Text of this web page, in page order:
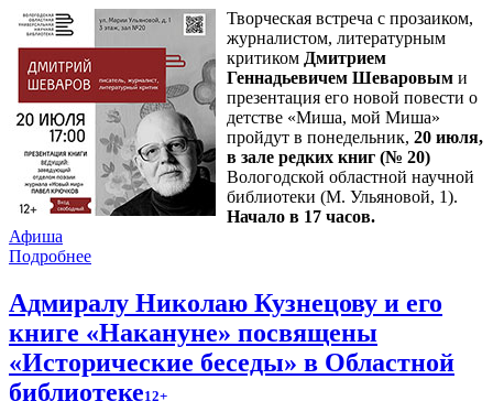
Творческая встреча с прозаиком,
журналистом, литературным
критиком Дмитрием
Геннадьевичем Шеваровым и
презентация его новой повести о
детстве «Миша, мой Миша»
пройдут в понедельник, 20 июля,
в зале редких книг (№ 20)
Вологодской областной научной
библиотеки (М. Ульяновой, 1).
Начало в 17 часов.
Афиша
Подробнее
Адмиралу Николаю Кузнецову и его
книге «Накануне» посвящены
«Исторические беседы» в Областной
библиотеке12+